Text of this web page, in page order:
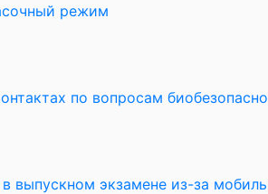
режим
по вопросам
выпускном экзамене из-за